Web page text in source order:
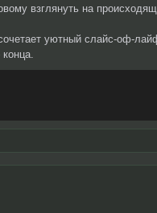
взглянуть на
уютный слайс-оф-